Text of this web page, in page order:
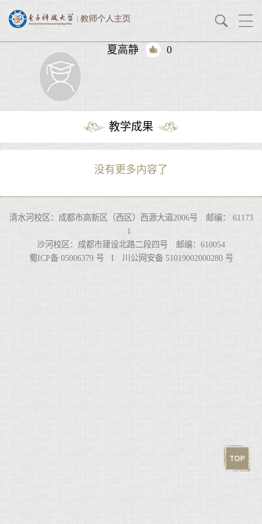
夏高静 0
教学成果
没有更多内容了
清水河校区：成都市高新区（西区）西源大道2006号 邮编： 61173
1
沙河校区：成都市建设北路二段四号 邮编：610054
蜀ICP备 05006379 号 I 川公网安备 51019002000280 号